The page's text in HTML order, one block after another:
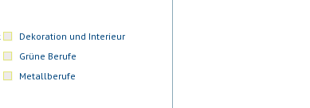
Dekoration und Interieur
Grüne Berufe
Metallberufe